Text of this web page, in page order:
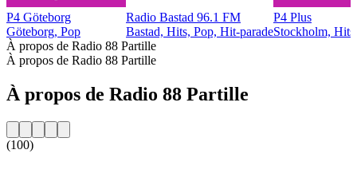
P4 Göteborg
Göteborg, Pop
Radio Bastad 96.1 FM
Bastad, Hits, Pop, Hit-parade
P4 Plus
Stockholm,
À propos de Radio 88 Partille
À propos de Radio 88 Partille
À propos de Radio 88 Partille
(100)